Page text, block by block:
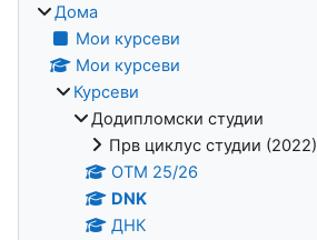
Дома
Мои курсеви
Мои курсеви
Курсеви
Додипломски студии
Прв циклус студии (2022)
OTM 25/26
DNK
ДНК